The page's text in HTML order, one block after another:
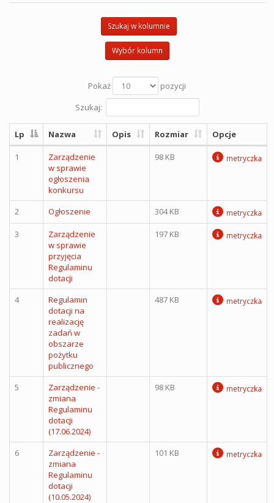
Szukaj w kolumnie
Wybór kolumn
Pokaż
pozycji
Szukaj:
Lp Nazwa Opis Rozmiar Opcje
1
Zarządzenie
w sprawie
ogłoszenia
konkursu
98 KB metryczka
2 Ogłoszenie 304 KB metryczka
3
Zarządzenie
w sprawie
przyjęcia
Regulaminu
dotacji
197 KB metryczka
4
Regulamin
dotacji na
realizację
zadań w
obszarze
pożytku
publicznego
487 KB metryczka
5
Zarządzenie -
zmiana
Regulaminu
dotacji
(17.06.2024)
98 KB metryczka
6
Zarządzenie -
zmiana
Regulaminu
dotacji
(10.05.2024)
101 KB metryczka